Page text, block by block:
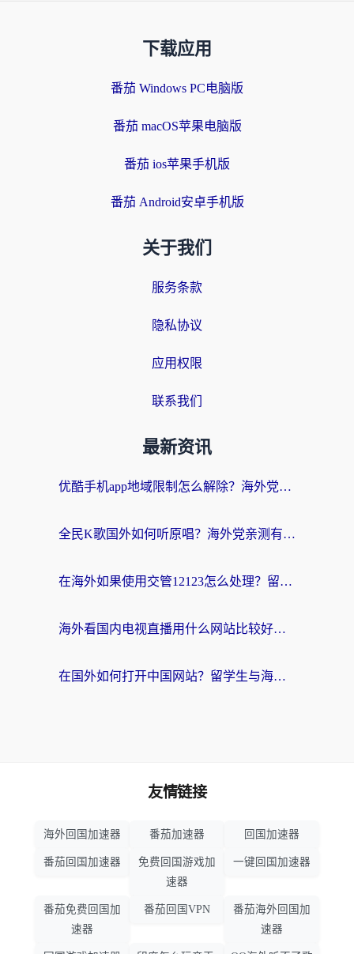
下载应用
番茄 Windows PC电脑版
番茄 macOS苹果电脑版
番茄 ios苹果手机版
番茄 Android安卓手机版
关于我们
服务条款
隐私协议
应用权限
联系我们
最新资讯
优酷手机app地域限制怎么解除？海外党亲测有效的追剧方案
全民K歌国外如何听原唱？海外党亲测有效的回国加速器选择指南
在海外如果使用交管12123怎么处理？留学生亲测有效的回国加速方案
海外看国内电视直播用什么网站比较好？一篇解决你所有追剧难题的实用指南
在国外如何打开中国网站？留学生与海外华人的无缝访问指南
友情链接
海外回国加速器 番茄加速器 回国加速器
番茄回国加速器
免费回国游戏加
速器
一键回国加速器
番茄免费回国加
速器
番茄回国VPN
番茄海外回国加
速器